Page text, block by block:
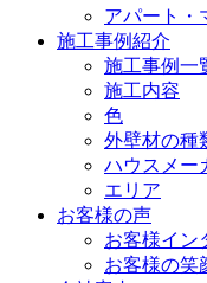
アパート・
施工事例紹介
施工事例一
施工内容
色
外壁材の種
ハウスメー
エリア
お客様の声
お客様イン
お客様の笑